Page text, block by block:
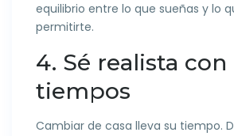
equilibrio entre lo que sueñas y lo
permitirte.
4. Sé realista con
tiempos
Cambiar de casa lleva su tiempo.